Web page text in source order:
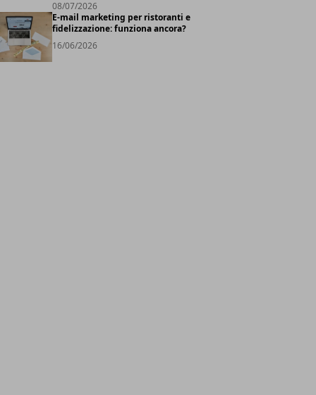
08/07/2026
E-mail marketing per ristoranti e
fidelizzazione: funziona ancora?
16/06/2026